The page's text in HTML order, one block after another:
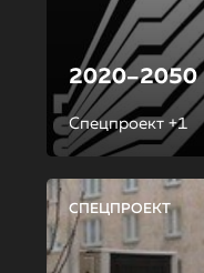
2020–2050
Спецпроект +1
СПЕЦПРОЕКТ